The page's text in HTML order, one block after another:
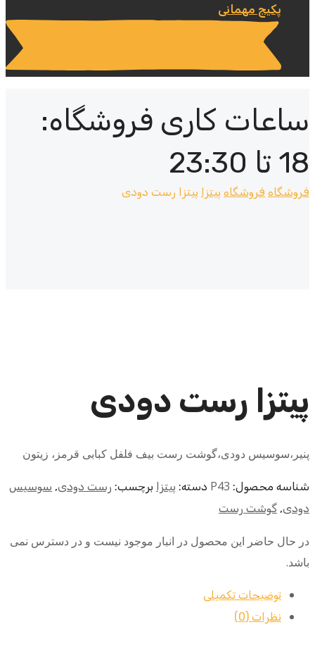
پکیج مهمانی
ساعات کاری فروشگاه:
18 تا 23:30
فروشگاه فروشگاه پیتزا پیتزا رست دودی
پیتزا رست دودی
پنیر،سوسیس دودی،گوشت رست بیف فلفل کبابی قرمز، زیتون
شناسه محصول: P43 دسته: پیتزا برچسب: رست دودی, سوسیس
دودی, گوشت رست
در حال حاضر این محصول در انبار موجود نیست و در دسترس نمی
باشد.
توضیحات تکمیلی
نظرات (0)